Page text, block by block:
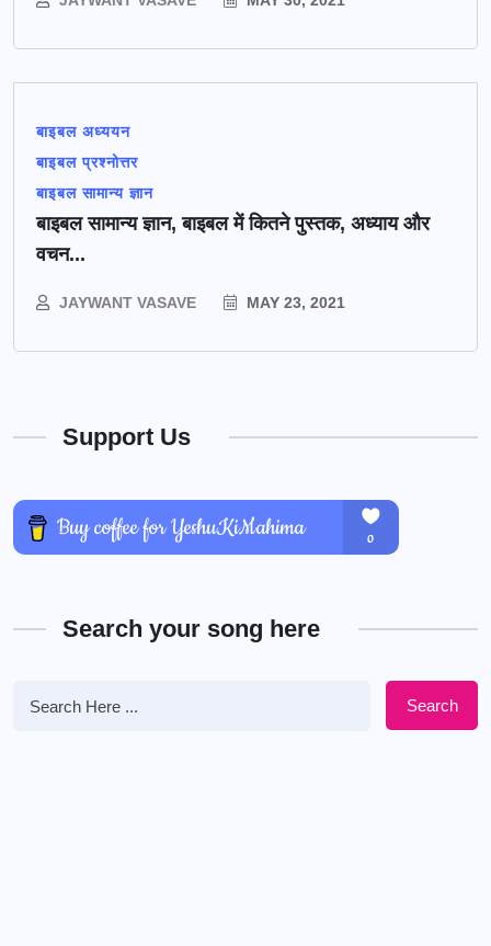
बाइबल अध्ययन
बाइबल प्रश्नोत्तर
बाइबल सामान्य ज्ञान
बाइबल सामान्य ज्ञान, बाइबल में कितने पुस्तक, अध्याय और
वचन...
JAYWANT VASAVE MAY 23, 2021
Support Us
Search your song here
Search